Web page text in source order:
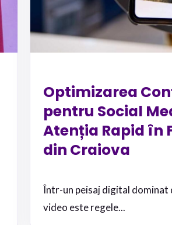
Optimizarea
pentru Social
Atenția Rapid în
din Craiova
Într-un peisaj digital dominat
video este regele...